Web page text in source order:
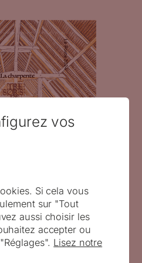
vos
Si cela vous
sur "Tout
aussi choisir les
accepter ou
Lisez notre